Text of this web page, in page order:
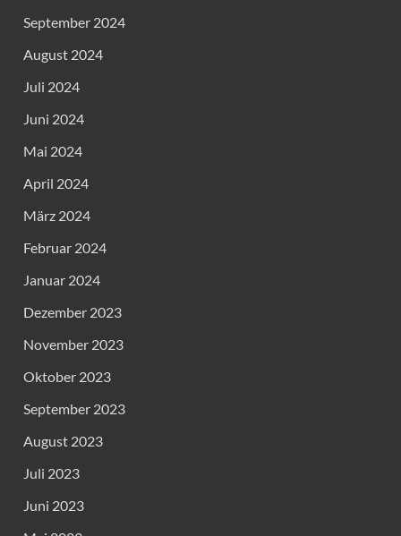
September 2024
August 2024
Juli 2024
Juni 2024
Mai 2024
April 2024
März 2024
Februar 2024
Januar 2024
Dezember 2023
November 2023
Oktober 2023
September 2023
August 2023
Juli 2023
Juni 2023